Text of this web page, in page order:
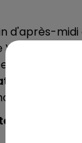
d'après-
ont
de
la